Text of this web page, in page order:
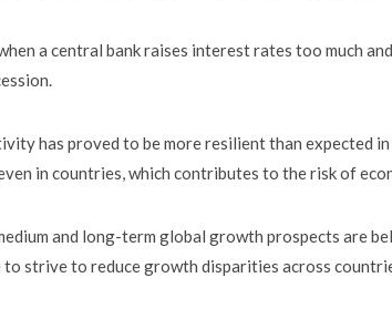
a central bank raises interest rates too much
has proved to be more resilient than expected
in countries, which contributes to the risk of
and long-term global growth prospects are
to strive to reduce growth disparities across